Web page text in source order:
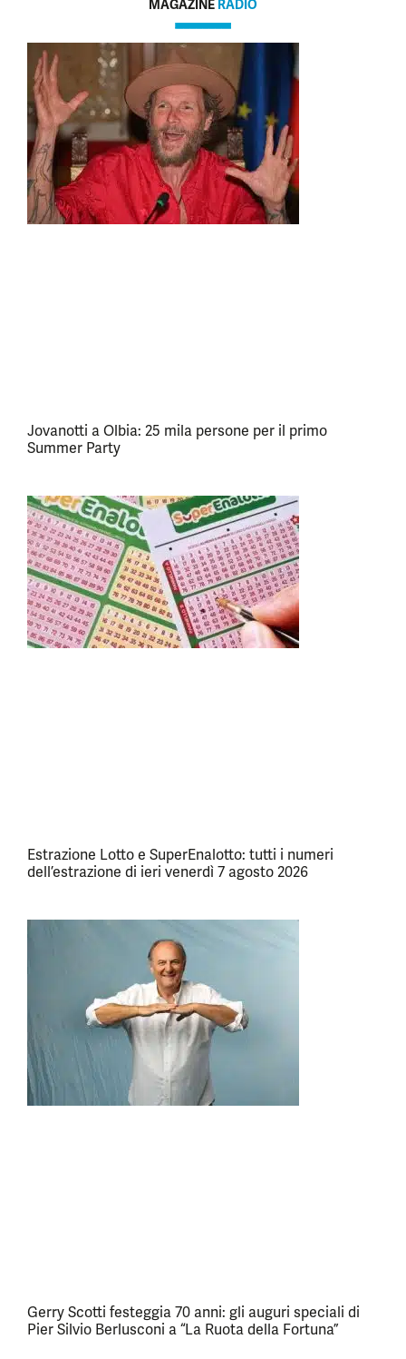
MAGAZINE RADIO
Jovanotti a Olbia: 25 mila persone per il primo
Summer Party
Estrazione Lotto e SuperEnalotto: tutti i numeri
dell’estrazione di ieri venerdì 7 agosto 2026
Gerry Scotti festeggia 70 anni: gli auguri speciali di
Pier Silvio Berlusconi a “La Ruota della Fortuna”